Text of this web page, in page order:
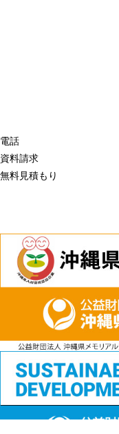
電話
資料請求
無料見積もり